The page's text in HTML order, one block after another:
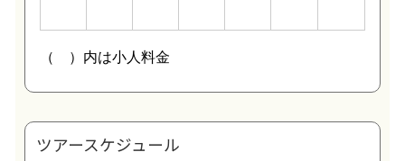
ツアースケジュール